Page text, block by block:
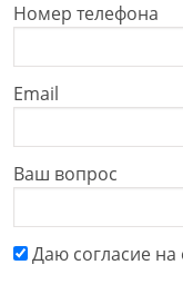
Номер телефона
Email
Ваш вопрос
Даю cогласие